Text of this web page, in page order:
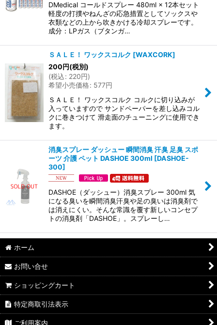
DMedical コールドスプレー 480ml × 12本セット
軽度の打撲やねんざの応急措置としてソックスや
衣類などの上から吹きかける冷却スプレーです。
成分：LPガス（ブタンガ…
ＳＡＬＥ！ ワックスコルク [WAXCORK]
200円(税別)
(税込: 220円)
希望小売価格: 577円
ＳＡＬＥ！ ワックスコルク コルクに切り込みが
入っていますので サンドペーパーを差し込みコル
クに巻きつけて 滑走面のチューニングに使用でき
ます。
消臭スプレー ダッシュー 瞬間消臭 汗臭 足臭 スポ
ーツ 介護 ペット DASHOE 300ml [DASHOE-
300]
DASHOE（ダッシュー）消臭スプレー 300ml 気
になる臭いを瞬間消臭汗臭や足の臭いは消臭剤で
は消えにくい。そんな常識を覆す新しいコンセプ
トの消臭剤「DASHOE」。スプレーし…
ホーム
お問い合せ
ショッピングカート
特定商取引法表示
ご利用案内